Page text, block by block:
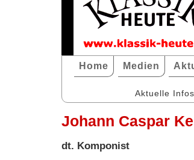
Home Medien
Aktuelle Infos
Johann Caspar
dt. Komponist